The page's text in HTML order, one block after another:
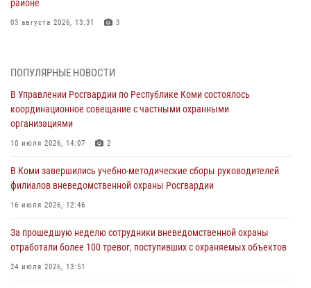
районе
03 августа 2026, 13:31 3
по спортивному самбо
03 августа 2026, 12:07 5
В Коми росгвардейцы информируют граждан об изменениях в
законодательстве в сфере оборота оружия и продолжают изымать
02 августа 2026, 06:17
В Койгородском районе местный житель обратился в Росгвардию
31 июля 2026, 10:55
Временно исполняющий обязанности начальника Управления
ПОПУЛЯРНЫЕ НОВОСТИ
В Управлении Росгвардии по Республике Коми состоялось
координационное совещание с частными охранными
организациями
10 июля 2026, 14:07 2
В Коми завершились учебно-методические сборы руководителей
филиалов вневедомственной охраны Росгвардии
16 июля 2026, 12:46
За прошедшую неделю сотрудники вневедомственной охраны
отработали более 100 тревог, поступивших с охраняемых объектов
24 июля 2026, 13:51